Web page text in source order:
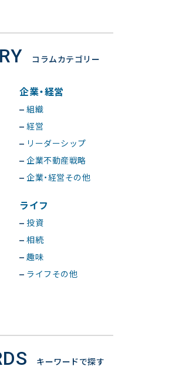
コラムカテゴリー
企業・経営
組織
経営
リーダーシップ
企業不動産戦略
企業・経営その他
ライフ
投資
相続
趣味
ライフその他
キーワードで探す